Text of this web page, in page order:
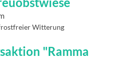
Witterung
"Ramma